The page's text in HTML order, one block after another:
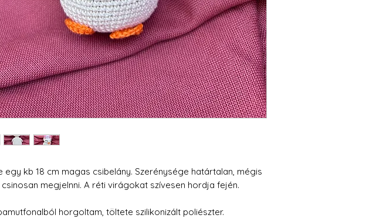
egy kb 18 cm magas csibelány. Szerénysége határtalan, mégis
megjelnni. A réti virágokat szívesen hordja fején.
horgoltam, töltete szilikonizált poliészter.